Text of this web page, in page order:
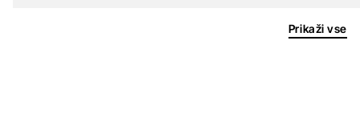
Prikaži vse